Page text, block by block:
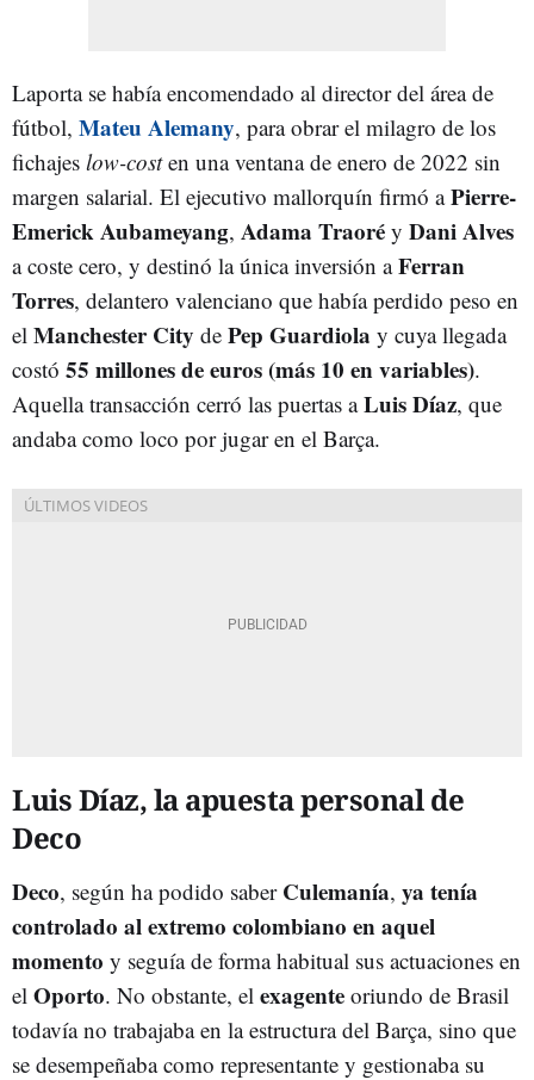
Laporta se había encomendado al director del área de
fútbol, Mateu Alemany, para obrar el milagro de los
fichajes low-costen una ventana de enero de 2022 sin
margen salarial. El ejecutivo mallorquín firmó aPierre-
Emerick Aubameyang, Adama Traoré y Dani Alves
a coste cero, y destinó la única inversión aFerran
Torres, delantero valenciano que había perdido peso en
el Manchester City de Pep Guardiola y cuya llegada
costó 55 millones de euros (más 10 en variables).
Aquella transacción cerró las puertas aLuis Díaz, que
andaba como loco por jugar en el Barça.
Luis Díaz, la apuesta personal de
Deco
Deco, según ha podido saber Culemanía, ya tenía
controlado al extremo colombiano en aquel
momento y seguía de forma habitual sus actuaciones en
el Oporto. No obstante, el exagente oriundo de Brasil
todavía no trabajaba en la estructura del Barça, sino que
se desempeñaba como representante y gestionaba su